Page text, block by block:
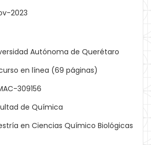
2023
Autónoma de Querétaro
en línea (69 páginas)
309156
de Química
en Ciencias Químico Biológicas